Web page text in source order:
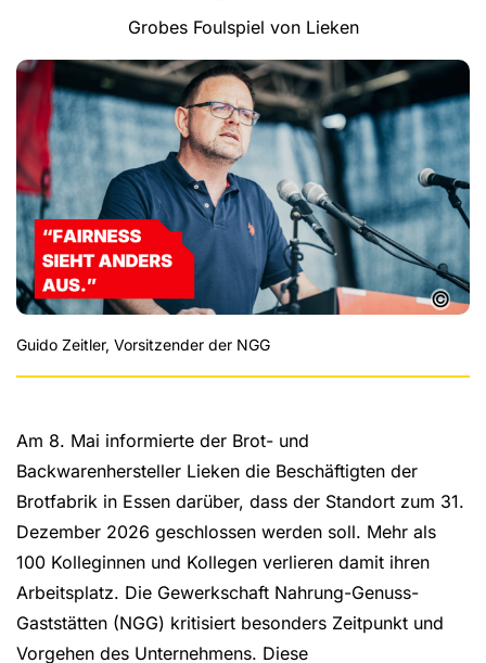
Grobes Foulspiel von Lieken
©
Guido Zeitler, Vorsitzender der NGG
Am 8. Mai informierte der Brot- und
Backwarenhersteller Lieken die Beschäftigten der
Brotfabrik in Essen darüber, dass der Standort zum 31.
Dezember 2026 geschlossen werden soll. Mehr als
100 Kolleginnen und Kollegen verlieren damit ihren
Arbeitsplatz. Die Gewerkschaft Nahrung-Genuss-
Gaststätten (NGG) kritisiert besonders Zeitpunkt und
Vorgehen des Unternehmens. Diese